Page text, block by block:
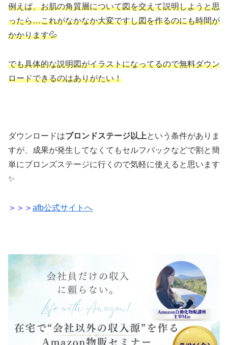
例えば、お肌の角質層について図を交えて説明しようと思
ったら…これがなかなか大変ですし図を作るのにも時間が
かかります💦
でも具体的な説明図がイラストになってるので無料ダウン
ロードできるのはありがたい！
ダウンロードはブロンドステージ以上という条件がありま
すが、成果が発生してなくてもセルフバックなどで割と簡
単にブロンズステージに行くので気軽に使えると思います
✨
＞＞＞ afb公式サイトへ